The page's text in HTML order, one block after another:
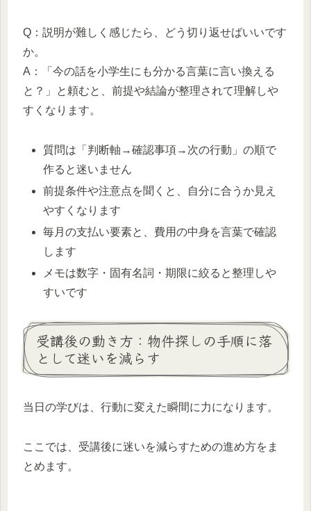
Q：説明が難しく感じたら、どう切り返せばいいです
か。
A：「今の話を小学生にも分かる言葉に言い換える
と？」と頼むと、前提や結論が整理されて理解しや
すくなります。
質問は「判断軸→確認事項→次の行動」の順で
作ると迷いません
前提条件や注意点を聞くと、自分に合うか見え
やすくなります
毎月の支払い要素と、費用の中身を言葉で確認
します
メモは数字・固有名詞・期限に絞ると整理しや
すいです
受講後の動き方：物件探しの手順に落
として迷いを減らす
当日の学びは、行動に変えた瞬間に力になります。
ここでは、受講後に迷いを減らすための進め方をま
とめます。